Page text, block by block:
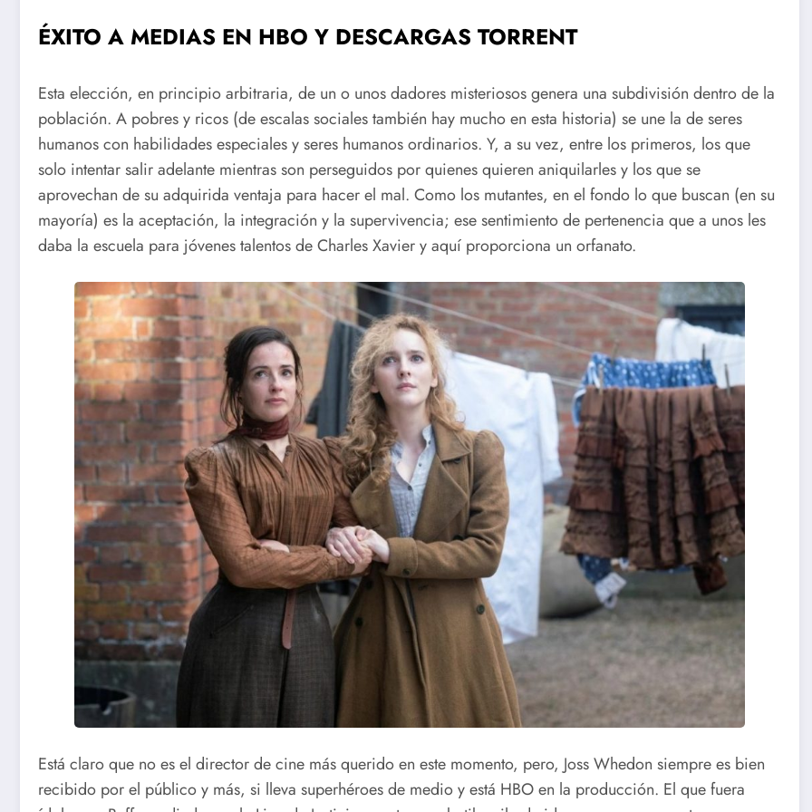
ÉXITO A MEDIAS EN HBO Y DESCARGAS TORRENT
Esta elección, en principio arbitraria, de un o unos dadores misteriosos genera una subdivisión dentro de la
población. A pobres y ricos (de escalas sociales también hay mucho en esta historia) se une la de seres
humanos con habilidades especiales y seres humanos ordinarios. Y, a su vez, entre los primeros, los que
solo intentar salir adelante mientras son perseguidos por quienes quieren aniquilarles y los que se
aprovechan de su adquirida ventaja para hacer el mal. Como los mutantes, en el fondo lo que buscan (en su
mayoría) es la aceptación, la integración y la supervivencia; ese sentimiento de pertenencia que a unos les
daba la escuela para jóvenes talentos de Charles Xavier y aquí proporciona un orfanato.
Está claro que no es el director de cine más querido en este momento, pero, Joss Whedon siempre es bien
recibido por el público y más, si lleva superhéroes de medio y está HBO en la producción. El que fuera